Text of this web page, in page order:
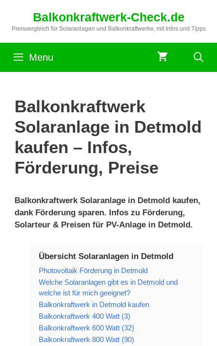
springen
Balkonkraftwerk-Check.de
Preisvergleich für Solaranlagen und Balkonkraftwerke, mit Infos und Tipps
Menu
Balkonkraftwerk
Solaranlage in Detmold
kaufen – Infos,
Förderung, Preise
Balkonkraftwerk Solaranlage in Detmold kaufen,
dank Förderung sparen. Infos zu Förderung,
Solarteur & Preisen für PV-Anlage in Detmold.
Übersicht Solaranlagen in Detmold
Photovoltaik Förderung in Detmold
Welche Solaranlagen gibt es in Detmold und
welche ist für mich geeignet?
Balkonkraftwerk in Detmold kaufen
Balkonkraftwerk 400 Watt (3)
Balkonkraftwerk 600 Watt (32)
Balkonkraftwerk 800 Watt (90)